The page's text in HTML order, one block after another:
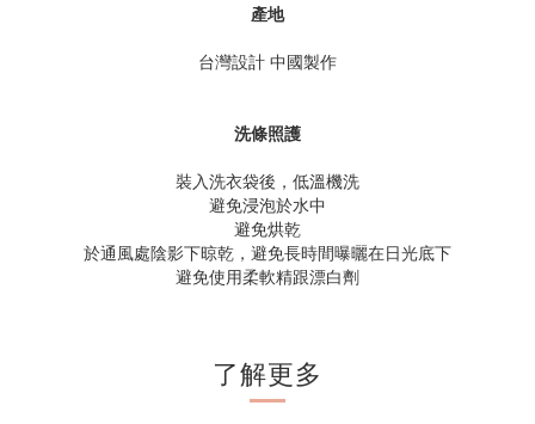
產地
台灣設計 中國製作
洗條照護
裝入洗衣袋後，低溫機洗
避免浸泡於水中
避免烘乾
於通風處陰影下晾乾，避免長時間曝曬在日光底下
避免使用柔軟精跟漂白劑
了解更多